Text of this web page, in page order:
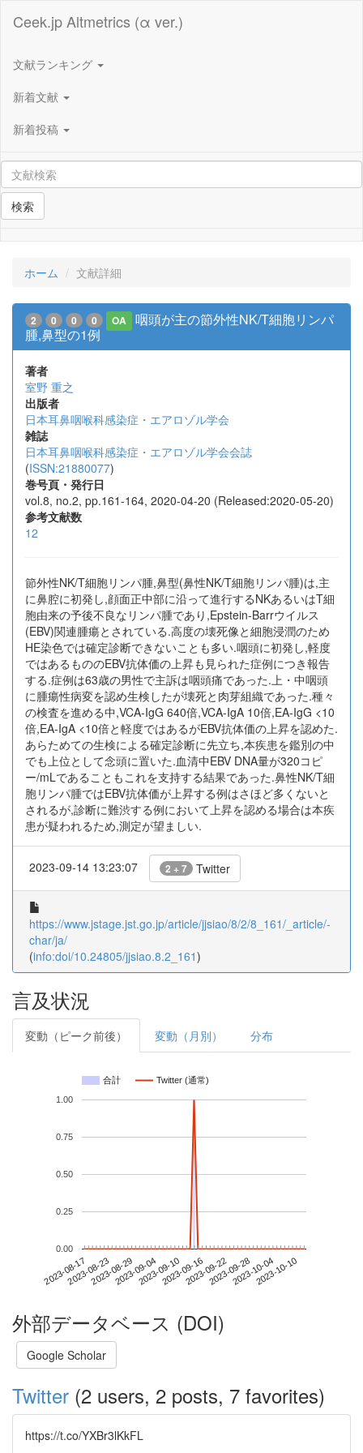
Ceek.jp Altmetrics (α ver.)
文献ランキング
新着文献
新着投稿
検索
ホーム 文献詳細
2 0 0 0 OA
咽頭が主の節外性NK/T細胞リンパ
腫,鼻型の1例
著者
室野 重之
出版者
日本耳鼻咽喉科感染症・エアロゾル学会
雑誌
日本耳鼻咽喉科感染症・エアロゾル学会会誌
(ISSN:21880077)
巻号頁・発行日
vol.8, no.2, pp.161-164, 2020-04-20 (Released:2020-05-20)
参考文献数
12
節外性NK/T細胞リンパ腫,鼻型(鼻性NK/T細胞リンパ腫)は,主
に鼻腔に初発し,顔面正中部に沿って進行するNKあるいはT細
胞由来の予後不良なリンパ腫であり,Epstein-Barrウイルス
(EBV)関連腫瘍とされている.高度の壊死像と細胞浸潤のため
HE染色では確定診断できないことも多い.咽頭に初発し,軽度
ではあるもののEBV抗体価の上昇も見られた症例につき報告
する.症例は63歳の男性で主訴は咽頭痛であった.上・中咽頭
に腫瘍性病変を認め生検したが壊死と肉芽組織であった.種々
の検査を進める中,VCA-IgG 640倍,VCA-IgA 10倍,EA-IgG <10
倍,EA-IgA <10倍と軽度ではあるがEBV抗体価の上昇を認めた.
あらためての生検による確定診断に先立ち,本疾患を鑑別の中
でも上位として念頭に置いた.血清中EBV DNA量が320コピ
ー/mLであることもこれを支持する結果であった.鼻性NK/T細
胞リンパ腫ではEBV抗体価が上昇する例はさほど多くないと
されるが,診断に難渋する例において上昇を認める場合は本疾
患が疑われるため,測定が望ましい.
2023-09-14 13:23:07 2 + 7 Twitter
https://www.jstage.jst.go.jp/article/jjsiao/8/2/8_161/_article/-
char/ja/
(info:doi/10.24805/jjsiao.8.2_161)
言及状況
変動（ピーク前後） 変動（月別） 分布
合計 Twitter (通常)
2023-08-172023-08-232023-08-292023-09-042023-09-102023-09-162023-09-222023-09-282023-10-042023-10-10
0.00
0.25
0.50
0.75
1.00
外部データベース (DOI)
Google Scholar
Twitter (2 users, 2 posts, 7 favorites)
https://t.co/YXBr3lKkFL